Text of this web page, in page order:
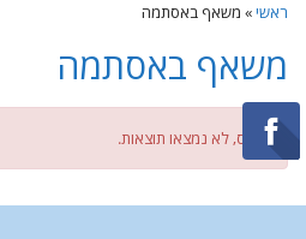
ראשי» משאף באסתמה
משאף באסתמה
אופס, לא נמצאו תוצאות.